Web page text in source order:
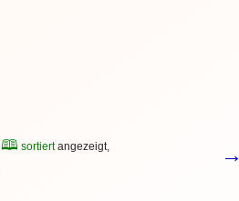
🕮 sortiertangezeigt,
→